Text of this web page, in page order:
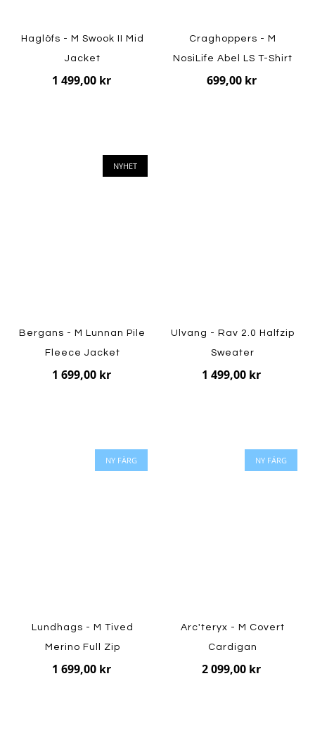
Haglöfs - M Swook II Mid
Jacket
1 499,00 kr
Craghoppers - M
NosiLife Abel LS T-Shirt
699,00 kr
NYHET
Bergans - M Lunnan Pile
Fleece Jacket
1 699,00 kr
Ulvang - Rav 2.0 Halfzip
Sweater
1 499,00 kr
NY FÄRG
Lundhags - M Tived
Merino Full Zip
1 699,00 kr
NY FÄRG
Arc'teryx - M Covert
Cardigan
2 099,00 kr